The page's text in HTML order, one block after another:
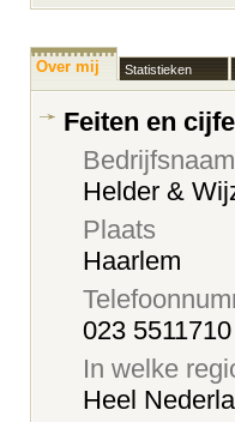
Over mij Statistieken
Feiten en
Bedrijfsnaam
Helder &
Plaats
Haarlem
023 5511710
In welke
Heel